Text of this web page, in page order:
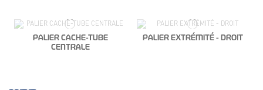
PALIER CACHE-TUBE
CENTRALE
PALIER EXTRÉMITÉ - DROIT